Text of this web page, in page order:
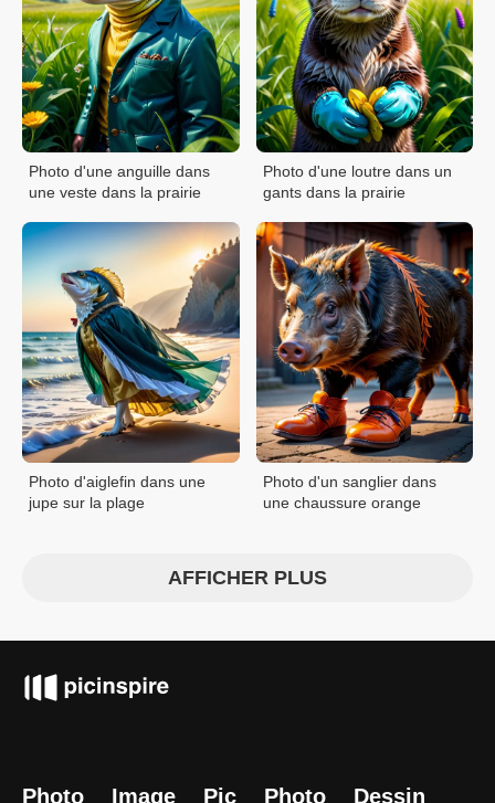
Photo d'une anguille dans
une veste dans la prairie
Photo d'une loutre dans un
gants dans la prairie
Photo d'aiglefin dans une
jupe sur la plage
Photo d'un sanglier dans
une chaussure orange
AFFICHER PLUS
Photo Image Pic Photo Dessin